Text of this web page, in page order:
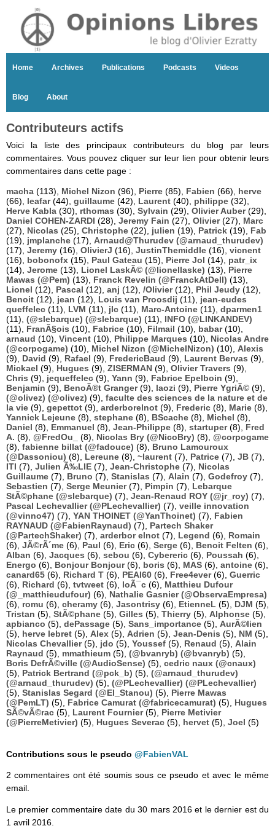
Home Archives Publications Podcasts Videos
Blog About
Contributeurs actifs
Voici la liste des principaux contributeurs du blog par leurs
commentaires. Vous pouvez cliquer sur leur lien pour obtenir leurs
commentaires dans cette page :
macha (113), Michel Nizon (96), Pierre (85), Fabien (66), herve
(66), leafar(44), guillaume (42), Laurent (40), philippe (32),
Herve Kabla (30), rthomas (30), Sylvain (29), Olivier Auber(29),
Daniel COHEN-ZARDI (28), Jeremy Fain (27), Olivier(27), Marc
(27), Nicolas (25), Christophe (22), julien (19), Patrick (19), Fab
(19), jmplanche (17), Arnaud@Thurudev (@arnaud_thurudev)
(17), Jeremy (16), OlivierJ (16), JustinThemiddle (16), vicnent
(16), bobonofx (15), Paul Gateau (15), Pierre Jol (14), patr_ix
(14), Jerome (13), Lionel LaskÃ© (@lionellaske) (13), Pierre
Mawas (@Pem) (13), Franck Revelin (@FranckAtDell) (13),
Lionel (12), Pascal (12), anj (12), /Olivier(12), Phil Jeudy (12),
Benoit (12), jean (12), Louis van Proosdij (11), jean-eudes
queffelec (11), LVM (11), jlc (11), Marc-Antoine (11), dparmen1
(11), (@slebarque) (@slebarque) (11), INFO (@LINKANDEV)
(11), FranÃ§ois (10), Fabrice (10), Filmail (10), babar(10),
arnaud (10), Vincent (10), Philippe Marques (10), Nicolas Andre
(@corpogame) (10), Michel Nizon (@MichelNizon) (10), Alexis
(9), David (9), Rafael (9), FredericBaud (9), Laurent Bervas (9),
Mickael (9), Hugues (9), ZISERMAN (9), Olivier Travers (9),
Chris (9), jequeffelec (9), Yann (9), Fabrice Epelboin (9),
Benjamin (9), BenoÃ®t Granger(9), laozi (9), Pierre YgriÃ© (9),
(@olivez) (@olivez) (9), faculte des sciences de la nature et de
la vie (9), gepettot (9), arderborelnot (9), Frederic (8), Marie (8),
Yannick Lejeune (8), stephane (8), BScache (8), Michel (8),
Daniel (8), Emmanuel (8), Jean-Philippe (8), startuper(8), Fred
A. (8), @FredOu_ (8), Nicolas Bry (@NicoBry) (8), @corpogame
(8), fabienne billat (@fadouce) (8), Bruno Lamouroux
(@Dassoniou) (8), Lereune (8), ~laurent (7), Patrice (7), JB (7),
ITI (7), Julien Ã‰LIE (7), Jean-Christophe (7), Nicolas
Guillaume (7), Bruno (7), Stanislas (7), Alain (7), Godefroy (7),
Sebastien (7), Serge Meunier(7), Pimpin (7), Lebarque
StÃ©phane (@slebarque) (7), Jean-Renaud ROY (@jr_roy) (7),
Pascal Lechevallier (@PLechevallier) (7), veille innovation
(@vinno47) (7), YAN THOINET (@YanThoinet) (7), Fabien
RAYNAUD (@FabienRaynaud) (7), Partech Shaker
(@PartechShaker) (7), arderbor elnot (7), Legend (6), Romain
(6), JÃ©rÃ´me (6), Paul (6), Eric (6), Serge (6), Benoit Felten (6),
Alban (6), Jacques (6), sebou (6), Cybereric (6), Poussah (6),
Energo (6), Bonjour Bonjour(6), boris (6), MAS (6), antoine (6),
canard65 (6), Richard T (6), PEAI60 (6), Free4ever(6), Guerric
(6), Richard (6), tvtweet (6), loÃ¯c (6), Matthieu Dufour
(@_matthieudufour) (6), Nathalie Gasnier (@ObservaEmpresa)
(6), romu (6), cheramy (6), Jasontrisy (6), EtienneL (5), DJM (5),
Tristan (5), StÃ©phane (5), Gilles (5), Thierry (5), Alphonse (5),
apbianco (5), dePassage (5), Sans_importance (5), AurÃ©lien
(5), herve lebret (5), Alex (5), Adrien (5), Jean-Denis (5), NM (5),
Nicolas Chevallier(5), jdo (5), Youssef (5), Renaud (5), Alain
Raynaud (5), mmathieum (5), (@bvanryb) (@bvanryb) (5),
Boris DefrÃ©ville (@AudioSense) (5), cedric naux (@cnaux)
(5), Patrick Bertrand (@pck_b) (5), (@arnaud_thurudev)
(@arnaud_thurudev) (5), (@PLechevallier) (@PLechevallier)
(5), Stanislas Segard (@El_Stanou) (5), Pierre Mawas
(@PemLT) (5), Fabrice Camurat (@fabricecamurat) (5), Hugues
SÃ©vÃ©rac (5), Laurent Fournier(5), Pierre Metivier
(@PierreMetivier) (5), Hugues Severac (5), hervet (5), Joel (5)
Contributions sous le pseudo @FabienVAL
2 commentaires ont été soumis sous ce pseudo et avec le même
email.
Le premier commentaire date du 30 mars 2016 et le dernier est du
1 avril 2016.